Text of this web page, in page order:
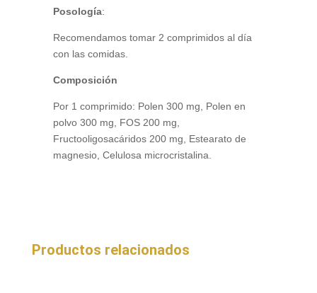
Posología:
Recomendamos tomar 2 comprimidos al día
con las comidas.
Composición
Por 1 comprimido: Polen 300 mg, Polen en
polvo 300 mg, FOS 200 mg,
Fructooligosacáridos 200 mg, Estearato de
magnesio, Celulosa microcristalina.
Productos relacionados